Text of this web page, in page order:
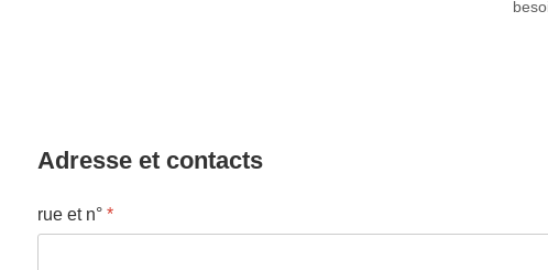
Adresse et contacts
rue et n°*